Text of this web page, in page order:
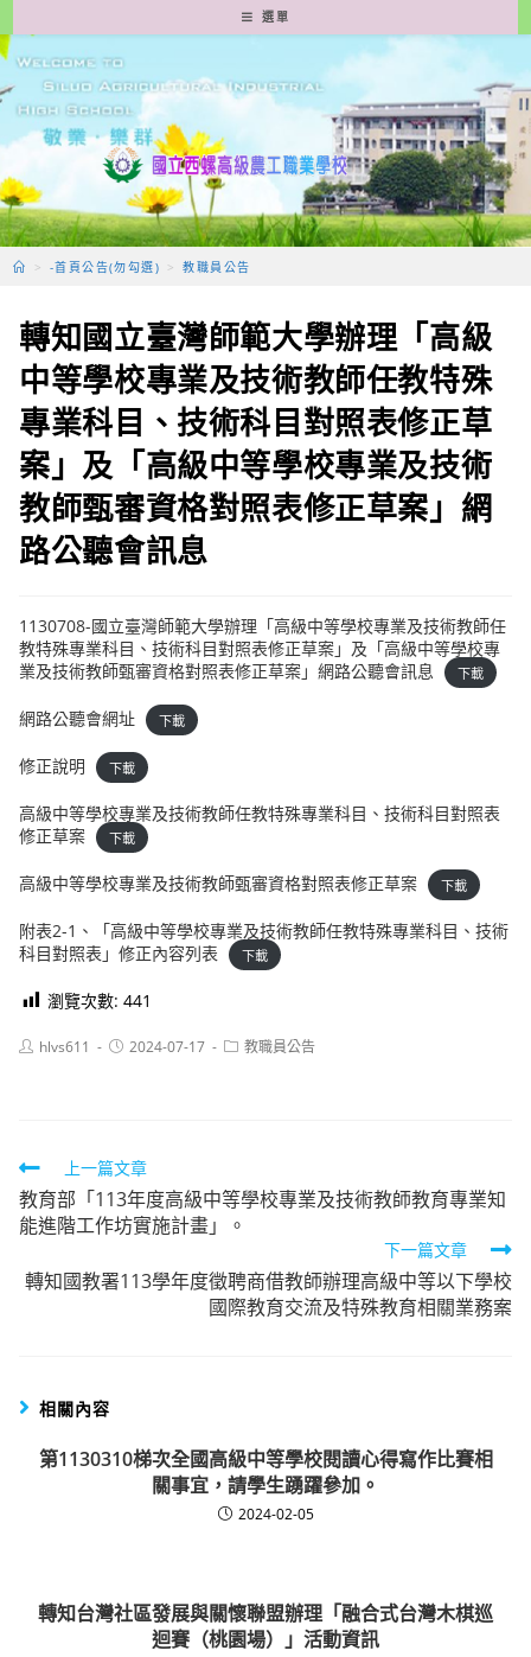
轉
至
要
容
選單
> -首頁公告(勿勾選) > 教職員公告
轉知國立臺灣師範大學辦理「高級
中等學校專業及技術教師任教特殊
專業科目、技術科目對照表修正草
案」及「高級中等學校專業及技術
教師甄審資格對照表修正草案」網
路公聽會訊息
1130708-國立臺灣師範大學辦理「高級中等學校專業及技術教師任
教特殊專業科目、技術科目對照表修正草案」及「高級中等學校專
業及技術教師甄審資格對照表修正草案」網路公聽會訊息
下載
網路公聽會網址 下載
修正說明 下載
高級中等學校專業及技術教師任教特殊專業科目、技術科目對照表
修正草案
下載
高級中等學校專業及技術教師甄審資格對照表修正草案 下載
附表2-1、「高級中等學校專業及技術教師任教特殊專業科目、技術
科目對照表」修正內容列表
下載
瀏覽次數: 441
Posthlvs611
Post2024-07-17
Post教職員公告
Read
more
articles
上一篇文章
教育部「113年度高級中等學校專業及技術教師教育專業知
能進階工作坊實施計畫」。
下一篇文章
轉知國教署113學年度徵聘商借教師辦理高級中等以下學校
國際教育交流及特殊教育相關業務案
相關內容
第1130310梯次全國高級中等學校閱讀心得寫作比賽相
關事宜，請學生踴躍參加。
2024-02-05
轉知台灣社區發展與關懷聯盟辦理「融合式台灣木棋巡
迴賽（桃園場）」活動資訊